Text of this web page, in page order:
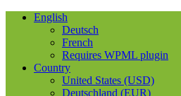
English
Deutsch
French
Requires WPML plugin
Country
United States (USD)
Deutschland (EUR)